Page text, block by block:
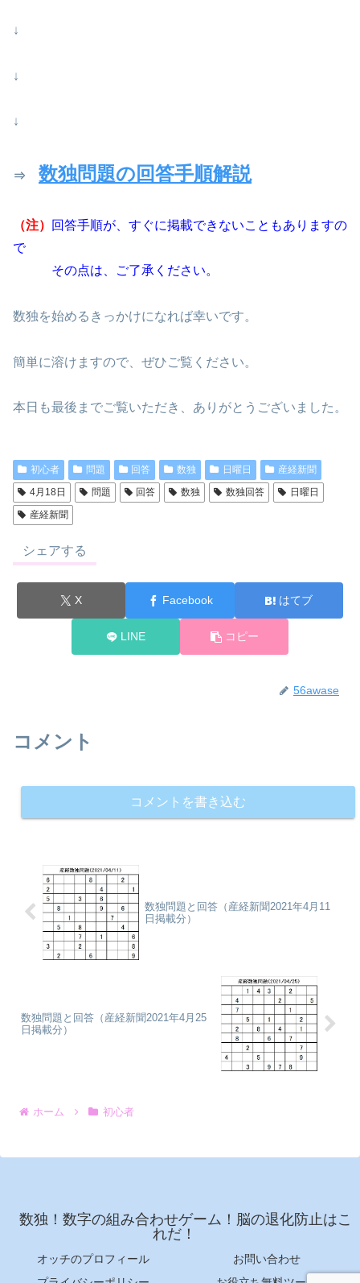
↓
↓
↓
⇒ 数独問題の回答手順解説
（注）
回答手順が、すぐに掲載できないこともありますの
で
その点は、ご了承ください。
数独を始めるきっかけになれば幸いです。
簡単に溶けますので、ぜひご覧ください。
本日も最後までご覧いただき、ありがとうございました。
初心者 問題 回答 数独 日曜日
産経新聞
4月18日
問題 回答 数独 数独回答
日曜日
産経新聞
シェアする
X Facebook はてブ
LINE コピー
56awase
コメント
コメントを書き込む
数独問題と回答（産経新聞2021年4月11
日掲載分）
数独問題と回答（産経新聞2021年4月25
日掲載分）
ホーム 初心者
数独！数字の組み合わせゲーム！脳の退化防止はこ
れだ！
オッチのプロフィール
お問い合わせ